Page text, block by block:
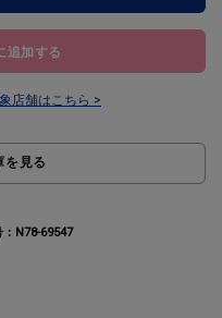
追加する
店舗はこちら >
を見る
N78-69547